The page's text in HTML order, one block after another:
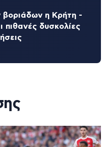
βοριάδων η Κρήτη -
πιθανές δυσκολίες